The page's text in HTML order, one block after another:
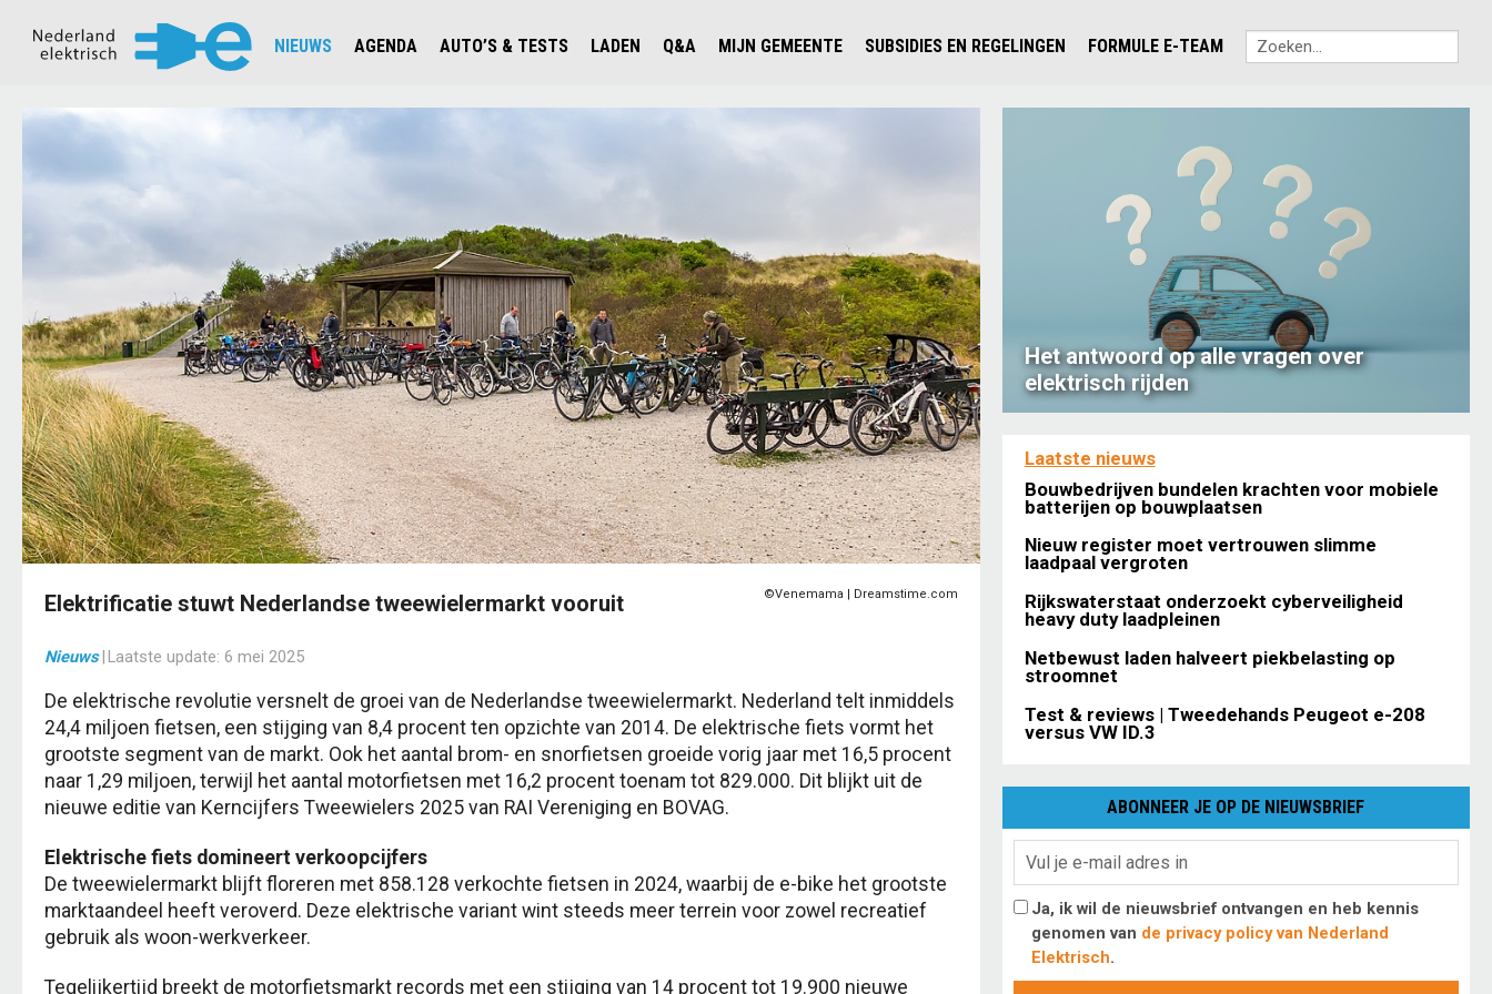
NIEUWS
CIJFERS EN STATISTIEKEN EV'S IN NEDERLAND
AGENDA
AUTO’S & TESTS
LADEN
Q&A
VEILIGHEID
MILIEU
AFSTAND
AUTODELEN
MIJN GEMEENTE
SUBSIDIES EN REGELINGEN FORMULE E-TEAM
©Venemama | Dreamstime.com
Elektrificatie stuwt Nederlandse tweewielermarkt vooruit
Nieuws|Laatste update: 6 mei 2025
De elektrische revolutie versnelt de groei van de Nederlandse tweewielermarkt. Nederland telt inmiddels
24,4 miljoen fietsen, een stijging van 8,4 procent ten opzichte van 2014. De elektrische fiets vormt het
grootste segment van de markt. Ook het aantal brom- en snorfietsen groeide vorig jaar met 16,5 procent
naar 1,29 miljoen, terwijl het aantal motorfietsen met 16,2 procent toenam tot 829.000. Dit blijkt uit de
nieuwe editie van Kerncijfers Tweewielers 2025 van RAI Vereniging en BOVAG.
Elektrische fiets domineert verkoopcijfers
De tweewielermarkt blijft floreren met 858.128 verkochte fietsen in 2024, waarbij de e-bike het grootste
marktaandeel heeft veroverd. Deze elektrische variant wint steeds meer terrein voor zowel recreatief
gebruik als woon-werkverkeer.
Tegelijkertijd breekt de motorfietsmarkt records met een stijging van 14 procent tot 19.900 nieuwe
Het antwoord op alle vragen over
elektrisch rijden
Laatste nieuws
Bouwbedrijven bundelen krachten voor mobiele
batterijen op bouwplaatsen
Nieuw register moet vertrouwen slimme
laadpaal vergroten
Rijkswaterstaat onderzoekt cyberveiligheid
heavy duty laadpleinen
Netbewust laden halveert piekbelasting op
stroomnet
Test & reviews | Tweedehands Peugeot e-208
versus VW ID.3
ABONNEER JE OP DE NIEUWSBRIEF
Ja, ik wil de nieuwsbrief ontvangen en heb kennis
genomen van de privacy policy van Nederland
Elektrisch.